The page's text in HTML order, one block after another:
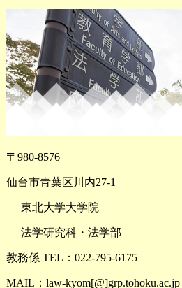
〒980-8576
仙台市青葉区川内27-1
東北大学大学院
法学研究科・法学部
教務係 TEL：022-795-6175
MAIL：law-kyom[@]grp.tohoku.ac.jp